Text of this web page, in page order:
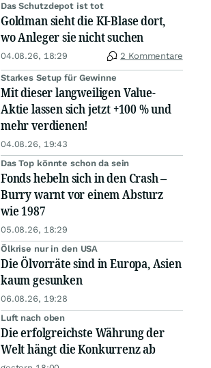
Das Schutzdepot ist tot
Goldman sieht die KI-Blase dort,
wo Anleger sie nicht suchen
04.08.26, 18:29 2 Kommentare
Starkes Setup für Gewinne
Mit dieser langweiligen Value-
Aktie lassen sich jetzt +100 % und
mehr verdienen!
04.08.26, 19:43
Das Top könnte schon da sein
Fonds hebeln sich in den Crash –
Burry warnt vor einem Absturz
wie 1987
05.08.26, 18:29
Ölkrise nur in den USA
Die Ölvorräte sind in Europa, Asien
kaum gesunken
06.08.26, 19:28
Luft nach oben
Die erfolgreichste Währung der
Welt hängt die Konkurrenz ab